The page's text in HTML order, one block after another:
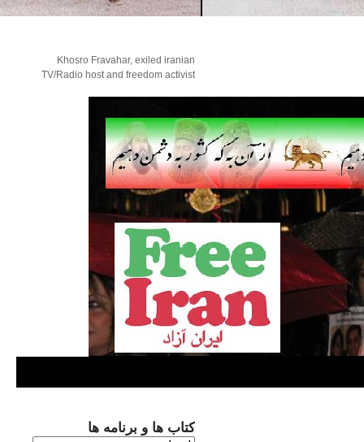
Khosro Fravahar, exiled iranian
TV/Radio host and freedom activist
کتاب ها و برنامه ها